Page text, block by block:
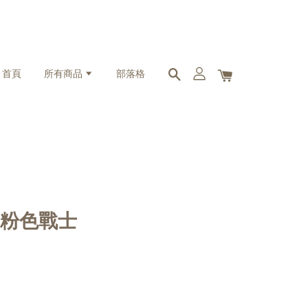
首頁 所有商品 部落格
色戰士